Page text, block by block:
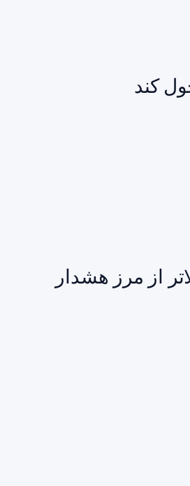
از مرز هشدار